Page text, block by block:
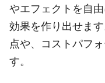
やエフェクトを自
効果を作り出せま
点や、コストパフ
す。